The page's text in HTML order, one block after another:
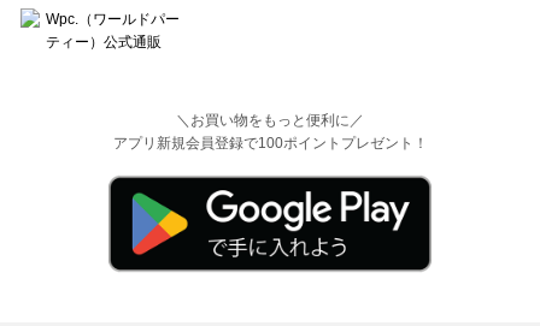
＼お買い物をもっと便利に／
アプリ新規会員登録で100ポイントプレゼント！